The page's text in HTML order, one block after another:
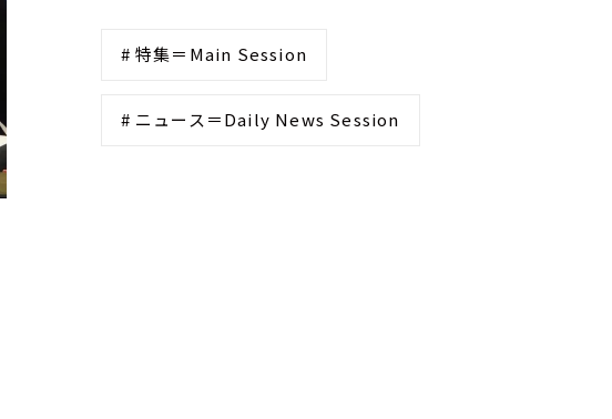
# 特集＝Main Session
# ニュース＝Daily News Session